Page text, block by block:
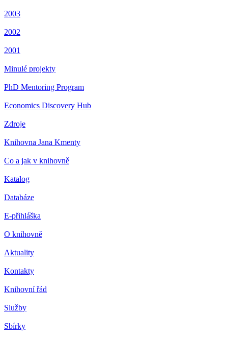
2003
2002
2001
Minulé projekty
PhD Mentoring Program
Economics Discovery Hub
Zdroje
Knihovna Jana Kmenty
Co a jak v knihovně
Katalog
Databáze
E-přihláška
O knihovně
Aktuality
Kontakty
Knihovní řád
Služby
Sbírky